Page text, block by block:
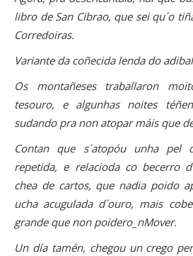
libro de San Cibrao, que sei qu´o
Corredoiras.
Variante da coñecida lenda do
Os montañeses traballaron
tesouro, e algunhas noites
sudando pra non atopar máis que
Contan que s´atopóu unha pel
repetida, e relacioda co becerro
chea de cartos, que nadia poido
ucha acugulada d´ouro, mais
grande que non poidero_nMover.
Un día tamén, chegou un crego